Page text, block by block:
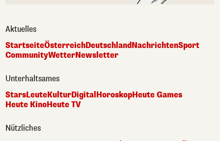
Aktuelles
StartseiteÖsterreichDeutschlandNachrichtenSport
CommunityWetterNewsletter
Unterhaltsames
StarsLeuteKulturDigital HoroskopHeute Games
Heute KinoHeute TV
Nützliches